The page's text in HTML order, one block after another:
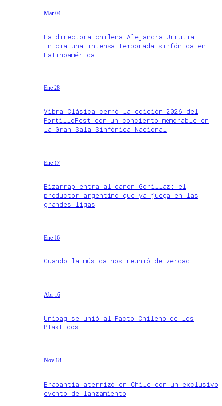
Mar 04
La directora chilena Alejandra Urrutia
inicia una intensa temporada sinfónica en
Latinoamérica
Ene 28
Vibra Clásica cerró la edición 2026 del
PortilloFest con un concierto memorable en
la Gran Sala Sinfónica Nacional
Ene 17
Bizarrap entra al canon Gorillaz: el
productor argentino que ya juega en las
grandes ligas
Ene 16
Cuando la música nos reunió de verdad
Abr 16
Unibag se unió al Pacto Chileno de los
Plásticos
Nov 18
Brabantia aterrizó en Chile con un exclusivo
evento de lanzamiento